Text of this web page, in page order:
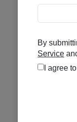
El
Que
Unificada.
TIPOS DE
Mixta